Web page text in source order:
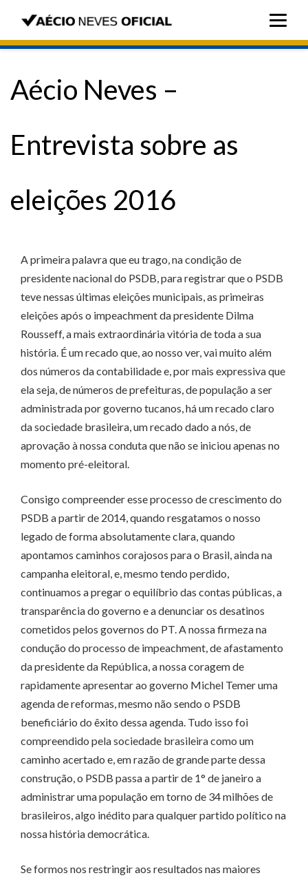
Aécio Neves –
Entrevista sobre as
eleições 2016
A primeira palavra que eu trago, na condição de
presidente nacional do PSDB, para registrar que o PSDB
teve nessas últimas eleições municipais, as primeiras
eleições após o impeachment da presidente Dilma
Rousseff, a mais extraordinária vitória de toda a sua
história. É um recado que, ao nosso ver, vai muito além
dos números da contabilidade e, por mais expressiva que
ela seja, de números de prefeituras, de população a ser
administrada por governo tucanos, há um recado claro
da sociedade brasileira, um recado dado a nós, de
aprovação à nossa conduta que não se iniciou apenas no
momento pré-eleitoral.
Consigo compreender esse processo de crescimento do
PSDB a partir de 2014, quando resgatamos o nosso
legado de forma absolutamente clara, quando
apontamos caminhos corajosos para o Brasil, ainda na
campanha eleitoral, e, mesmo tendo perdido,
continuamos a pregar o equilíbrio das contas públicas, a
transparência do governo e a denunciar os desatinos
cometidos pelos governos do PT. A nossa firmeza na
condução do processo de impeachment, de afastamento
da presidente da República, a nossa coragem de
rapidamente apresentar ao governo Michel Temer uma
agenda de reformas, mesmo não sendo o PSDB
beneficiário do êxito dessa agenda. Tudo isso foi
compreendido pela sociedade brasileira como um
caminho acertado e, em razão de grande parte dessa
construção, o PSDB passa a partir de 1° de janeiro a
administrar uma população em torno de 34 milhões de
brasileiros, algo inédito para qualquer partido político na
nossa história democrática.
Se formos nos restringir aos resultados nas maiores